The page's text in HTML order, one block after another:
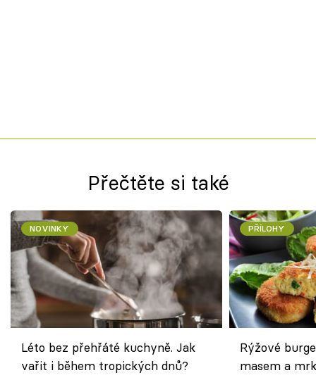
Přečtěte si také
NOVINKY
Léto bez přehřáté kuchyně. Jak
vařit i během tropických dnů?
PŘÍLOHY
Rýžové
masem a